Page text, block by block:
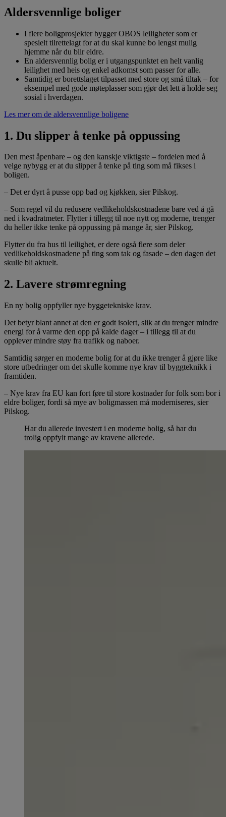
Aldersvennlige boliger
I flere boligprosjekter bygger OBOS leiligheter som er
spesielt tilrettelagt for at du skal kunne bo lengst mulig
hjemme når du blir eldre.
En aldersvennlig bolig er i utgangspunktet en helt vanlig
leilighet med heis og enkel adkomst som passer for alle.
Samtidig er borettslaget tilpasset med store og små tiltak – for
eksempel med gode møteplasser som gjør det lett å holde seg
sosial i hverdagen.
Les mer om de aldersvennlige boligene
1. Du slipper å tenke på oppussing
Den mest åpenbare – og den kanskje viktigste – fordelen med å
velge nybygg er at du slipper å tenke på ting som må fikses i
boligen.
– Det er dyrt å pusse opp bad og kjøkken, sier Pilskog.
– Som regel vil du redusere vedlikeholdskostnadene bare ved å gå
ned i kvadratmeter. Flytter i tillegg til noe nytt og moderne, trenger
du heller ikke tenke på oppussing på mange år, sier Pilskog.
Flytter du fra hus til leilighet, er dere også flere som deler
vedlikeholdskostnadene på ting som tak og fasade – den dagen det
skulle bli aktuelt.
2. Lavere strømregning
En ny bolig oppfyller nye byggetekniske krav.
Det betyr blant annet at den er godt isolert, slik at du trenger mindre
energi for å varme den opp på kalde dager – i tillegg til at du
opplever mindre støy fra trafikk og naboer.
Samtidig sørger en moderne bolig for at du ikke trenger å gjøre like
store utbedringer om det skulle komme nye krav til byggteknikk i
framtiden.
– Nye krav fra EU kan fort føre til store kostnader for folk som bor i
eldre boliger, fordi så mye av boligmassen må moderniseres, sier
Pilskog.
Har du allerede investert i en moderne bolig, så har du
trolig oppfylt mange av kravene allerede.